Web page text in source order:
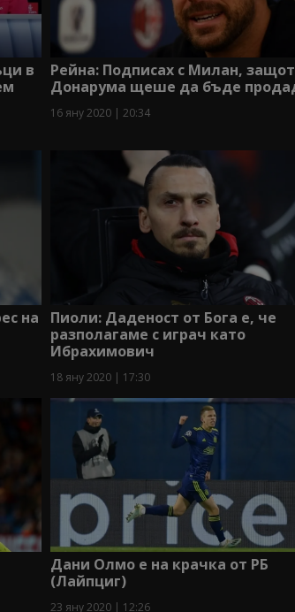
в
Рейна: Подписах с Милан,
Донарума щеше да бъде
16 яну 2020 | 20:34
на
Пиоли: Даденост от Бога е, че
разполагаме с играч като
Ибрахимович
18 яну 2020 | 17:30
Дани Олмо е на крачка от РБ
(Лайпциг)
23 яну 2020 | 12:26